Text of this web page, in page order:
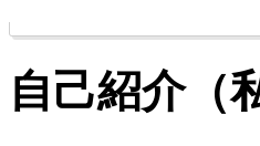
自己紹介（